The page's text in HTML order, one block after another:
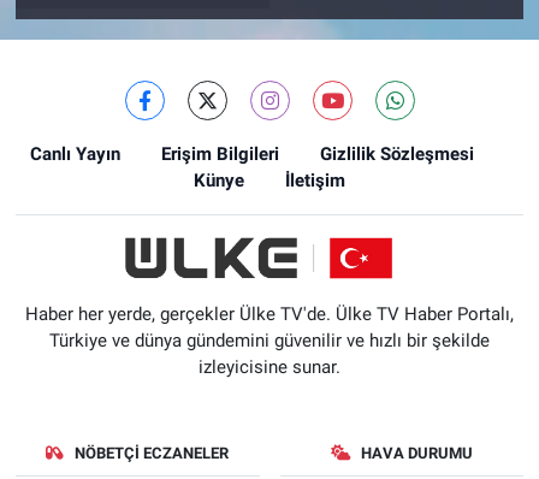
Canlı Yayın Erişim Bilgileri
Gizlilik Sözleşmesi
Künye
İletişim
Haber her yerde, gerçekler Ülke TV'de. Ülke TV Haber Portalı,
Türkiye ve dünya gündemini güvenilir ve hızlı bir şekilde
izleyicisine sunar.
NÖBETÇI ECZANELER HAVA DURUMU